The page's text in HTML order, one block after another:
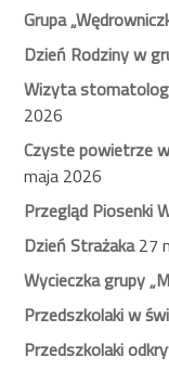
Grupa
Dzień Rodziny w
Wizyta
2026
Czyste powietrze
maja 2026
Przegląd Piosenki
Dzień Strażaka27
Wycieczka grupy
Przedszkolaki w
Przedszkolaki